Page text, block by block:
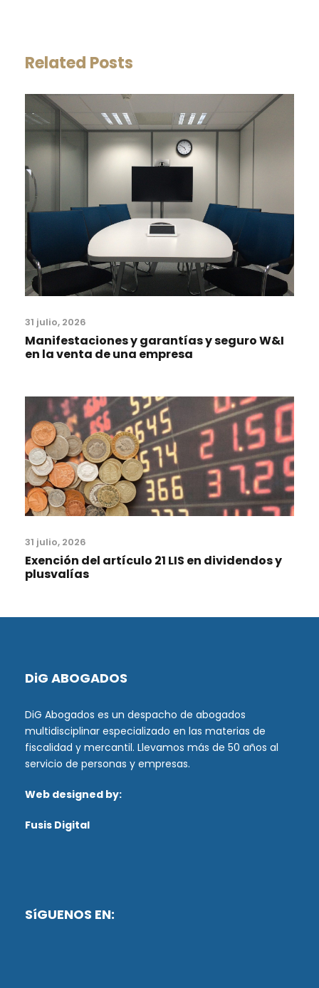
Related Posts
31 julio, 2026
Manifestaciones y garantías y seguro W&I
en la venta de una empresa
31 julio, 2026
Exención del artículo 21 LIS en dividendos y
plusvalías
DiG ABOGADOS
DiG Abogados es un despacho de abogados
multidisciplinar especializado en las materias de
fiscalidad y mercantil. Llevamos más de 50 años al
servicio de personas y empresas.
Web designed by:
Fusis Digital
SíGUENOS EN: